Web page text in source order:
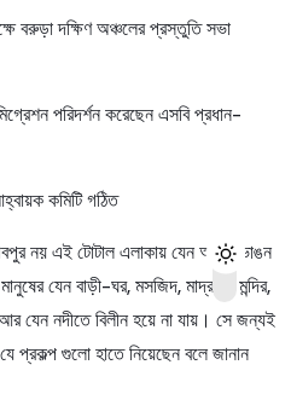
বরুড়া দক্ষিণ অঞ্চলের প্রস্তুতি সভা
পরিদর্শন করেছেন এসবি প্রধান-
কমিটি গঠিত
নয় এই টোটাল এলাকায় যেন আমরা ভাঙন
যেন বাড়ী-ঘর, মসজিদ, মাদ্রাসা, মন্দির,
যেন নদীতে বিলীন হয়ে না যায়। সে জন্যই
প্রকল্প গুলো হাতে নিয়েছেন বলে জানান